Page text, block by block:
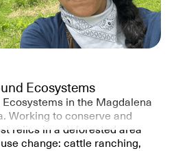
Ecosystems
in the Magdalena
Working to conserve and
relics in a deforested area
change: cattle ranching,